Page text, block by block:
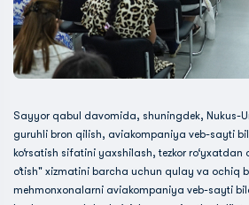
Sayyor qabul davomida, shuningdek, Nukus-
guruhli bron qilish, aviakompaniya veb-sayti
ko‘rsatish sifatini yaxshilash, tezkor ro‘yxatdan
o‘tish" xizmatini barcha uchun qulay va ochiq
mehmonxonalarni aviakompaniya veb-sayti